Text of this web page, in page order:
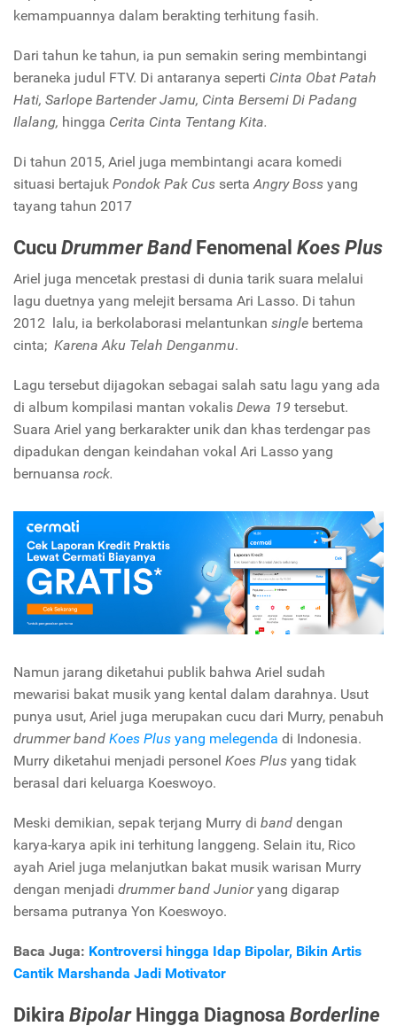
kemampuannya dalam berakting terhitung fasih.
Dari tahun ke tahun, ia pun semakin sering membintangi
beraneka judul FTV. Di antaranya seperti Cinta Obat Patah
Hati, Sarlope Bartender Jamu, Cinta Bersemi Di Padang
Ilalang, hingga Cerita Cinta Tentang Kita.
Di tahun 2015, Ariel juga membintangi acara komedi
situasi bertajuk Pondok Pak Cus sertaAngry Boss yang
tayang tahun 2017
CucuDrummer BandFenomenal Koes Plus
Ariel juga mencetak prestasi di dunia tarik suara melalui
lagu duetnya yang melejit bersama Ari Lasso. Di tahun
2012 lalu, ia berkolaborasi melantunkan single bertema
cinta; Karena Aku Telah Denganmu.
Lagu tersebut dijagokan sebagai salah satu lagu yang ada
di album kompilasi mantan vokalis Dewa 19 tersebut.
Suara Ariel yang berkarakter unik dan khas terdengar pas
dipadukan dengan keindahan vokal Ari Lasso yang
bernuansa rock.
Namun jarang diketahui publik bahwa Ariel sudah
mewarisi bakat musik yang kental dalam darahnya. Usut
punya usut, Ariel juga merupakan cucu dari Murry, penabuh
drummer band Koes Plus yang melegenda di Indonesia.
Murry diketahui menjadi personel Koes Plus yang tidak
berasal dari keluarga Koeswoyo.
Meski demikian, sepak terjang Murry di band dengan
karya-karya apik ini terhitung langgeng. Selain itu, Rico
ayah Ariel juga melanjutkan bakat musik warisan Murry
dengan menjadi drummer band Junioryang digarap
bersama putranya Yon Koeswoyo.
Baca Juga: Kontroversi hingga Idap Bipolar, Bikin Artis
Cantik Marshanda Jadi Motivator
Dikira BipolarHingga Diagnosa Borderline